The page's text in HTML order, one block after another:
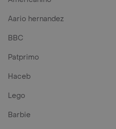
Aario hernandez
BBC
Patprimo
Haceb
Lego
Barbie